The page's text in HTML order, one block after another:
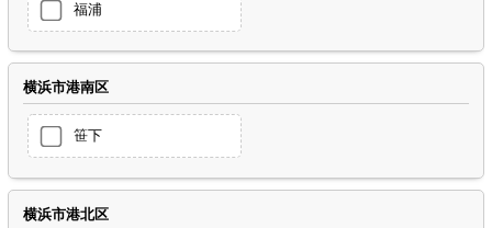
福浦
横浜市港南区
笹下
横浜市港北区